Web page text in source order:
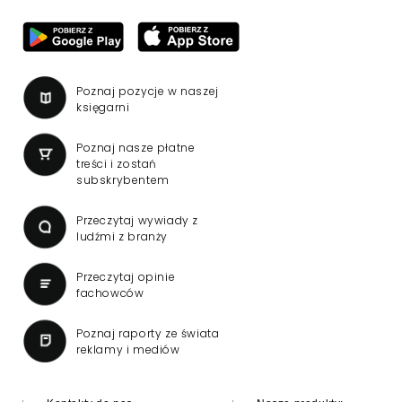
Poznaj pozycje w naszej
księgarni
Poznaj nasze płatne
treści i zostań
subskrybentem
Przeczytaj wywiady z
ludźmi z branży
Przeczytaj opinie
fachowców
Poznaj raporty ze świata
reklamy i mediów